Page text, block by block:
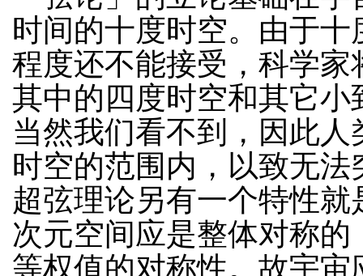
时间的十度时空。由于
程度还不能接受，科学
其中的四度时空和其它
当然我们看不到，因此
时空的范围内，以致无
超弦理论另有一个特性
次元空间应是整体对称
等权值的对称性。故宇